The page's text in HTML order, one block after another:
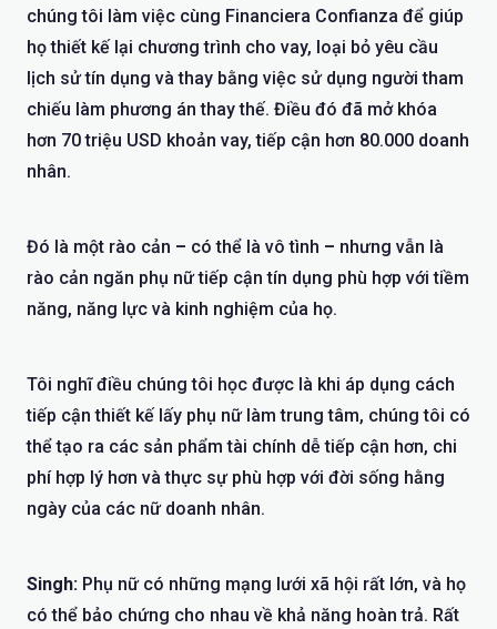
chúng tôi làm việc cùng Financiera Confianza để giúp
họ thiết kế lại chương trình cho vay, loại bỏ yêu cầu
lịch sử tín dụng và thay bằng việc sử dụng người tham
chiếu làm phương án thay thế. Điều đó đã mở khóa
hơn 70 triệu USD khoản vay, tiếp cận hơn 80.000 doanh
nhân.
Đó là một rào cản – có thể là vô tình – nhưng vẫn là
rào cản ngăn phụ nữ tiếp cận tín dụng phù hợp với tiềm
năng, năng lực và kinh nghiệm của họ.
Tôi nghĩ điều chúng tôi học được là khi áp dụng cách
tiếp cận thiết kế lấy phụ nữ làm trung tâm, chúng tôi có
thể tạo ra các sản phẩm tài chính dễ tiếp cận hơn, chi
phí hợp lý hơn và thực sự phù hợp với đời sống hằng
ngày của các nữ doanh nhân.
Singh: Phụ nữ có những mạng lưới xã hội rất lớn, và họ
có thể bảo chứng cho nhau về khả năng hoàn trả. Rất